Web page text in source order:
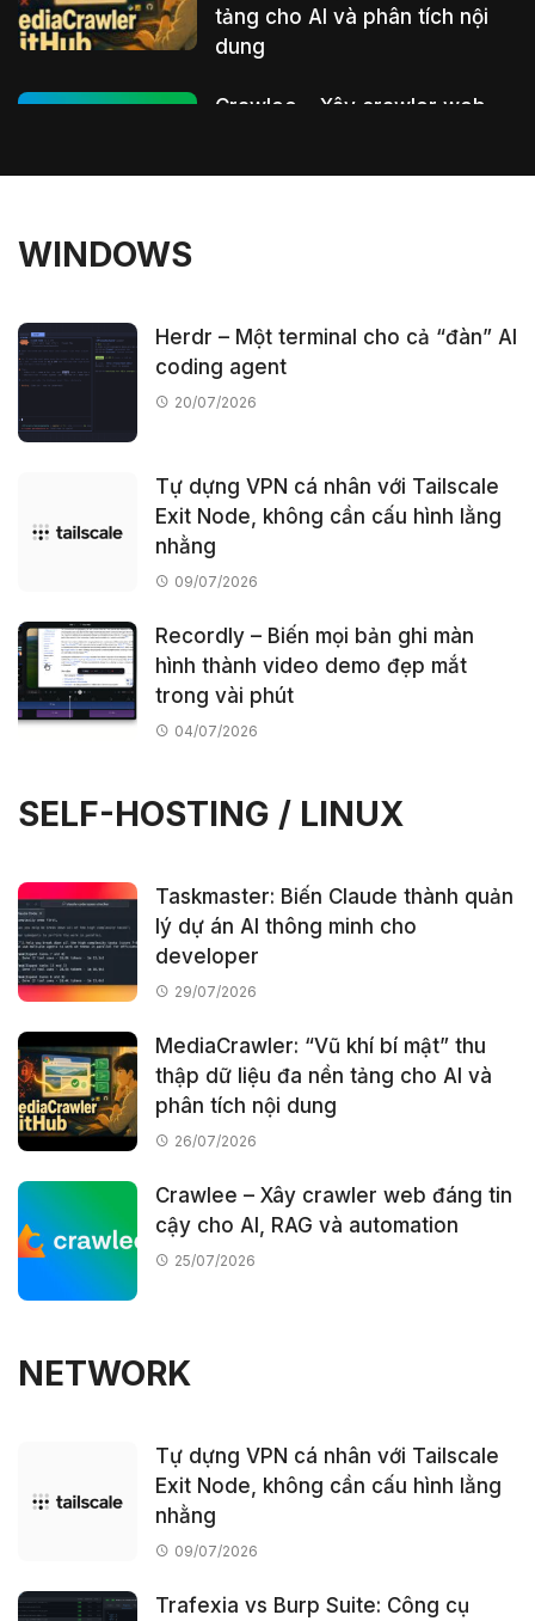
tảng cho AI và phân tích nội
dung
Crawlee – Xây crawler web
Hallmark – Biến UI do AI sinh
ra thành thiết kế “có gu”
LMCache – Tăng tốc LLM
nhanh cho vLLM, RAG và hội
turbovec – Vector index
Rust siêu nhẹ cho RAG local
và AI tìm kiếm
Herdr – Một terminal cho cả
“đàn” AI coding agent
WINDOWS
Herdr – Một terminal cho cả “đàn” AI
coding agent
20/07/2026
Tự dựng VPN cá nhân với Tailscale
Exit Node, không cần cấu hình lằng
nhằng
09/07/2026
Recordly – Biến mọi bản ghi màn
hình thành video demo đẹp mắt
trong vài phút
04/07/2026
SELF-HOSTING / LINUX
Taskmaster: Biến Claude thành quản
lý dự án AI thông minh cho
developer
29/07/2026
MediaCrawler: “Vũ khí bí mật” thu
thập dữ liệu đa nền tảng cho AI và
phân tích nội dung
26/07/2026
Crawlee – Xây crawler web đáng tin
cậy cho AI, RAG và automation
25/07/2026
NETWORK
Tự dựng VPN cá nhân với Tailscale
Exit Node, không cần cấu hình lằng
nhằng
09/07/2026
Trafexia vs Burp Suite: Công cụ